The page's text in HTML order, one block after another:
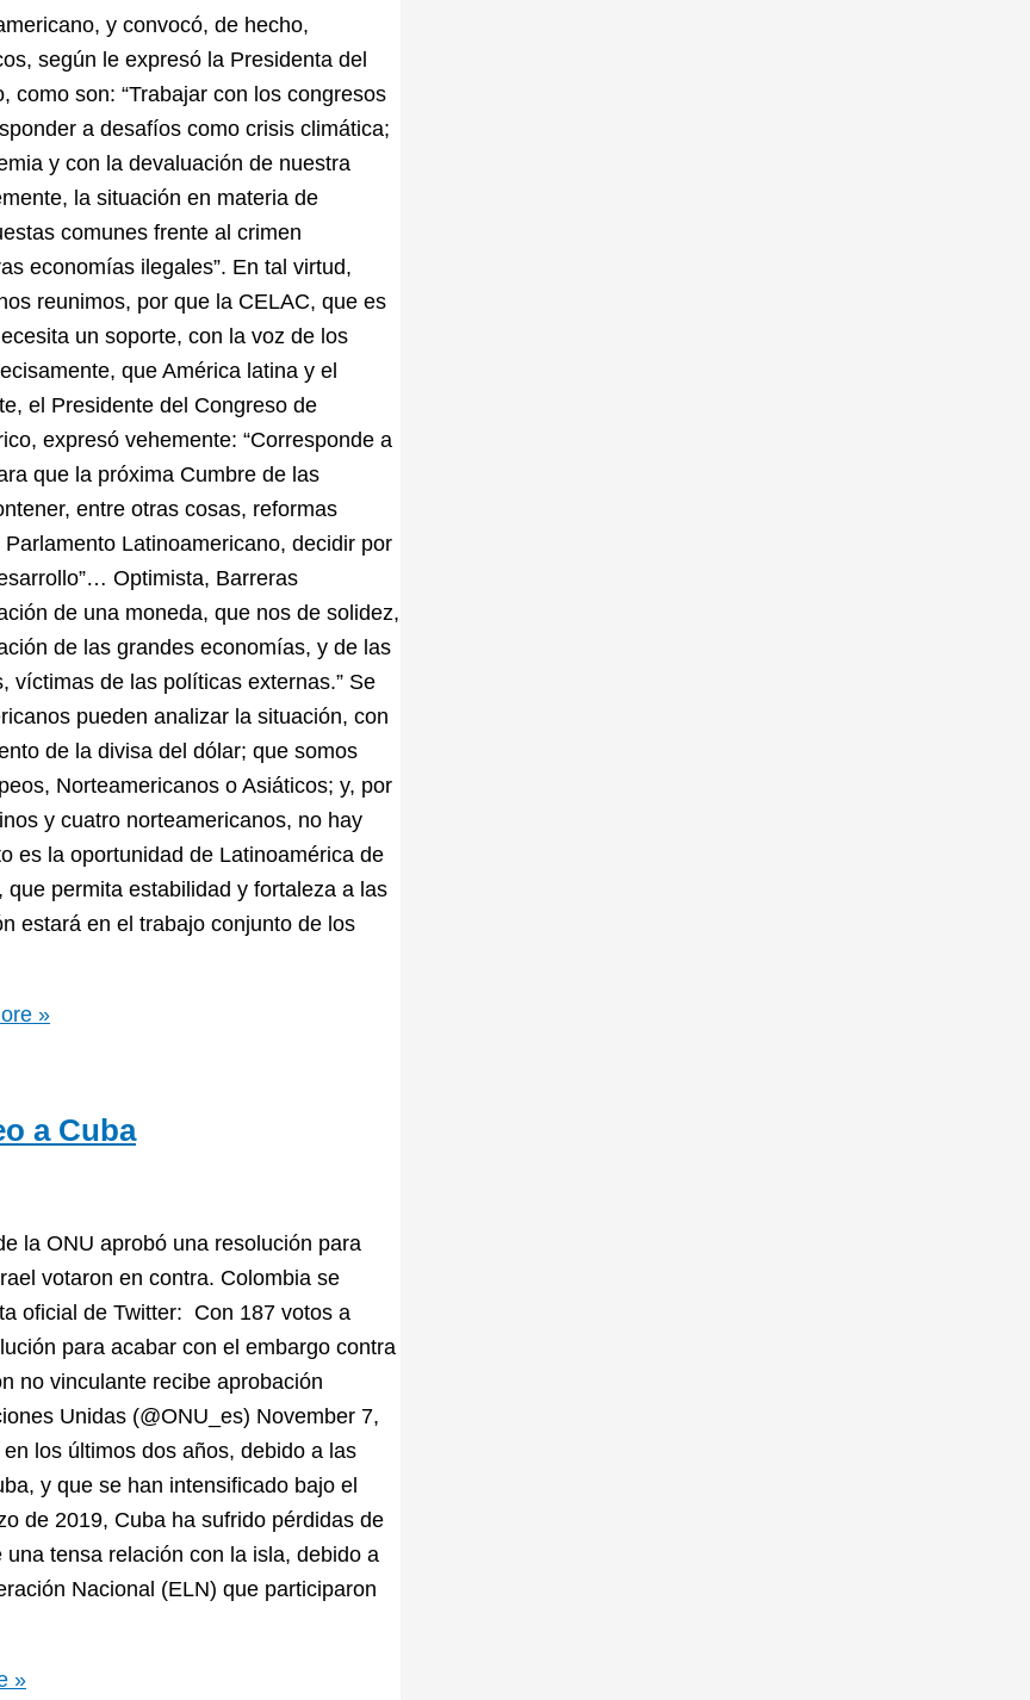
y convocó, de hecho,
según le expresó la Presidenta del
como son: “Trabajar con los congresos
a desafíos como crisis climática;
y con la devaluación de nuestra
la situación en materia de
comunes frente al crimen
economías ilegales”. En tal virtud,
reunimos, por que la CELAC, que es
un soporte, con la voz de los
que América latina y el
el Presidente del Congreso de
expresó vehemente: “Corresponde a
que la próxima Cumbre de las
entre otras cosas, reformas
Latinoamericano, decidir por
Optimista, Barreras
de una moneda, que nos de solidez,
de las grandes economías, y de las
víctimas de las políticas externas.” Se
pueden analizar la situación, con
de la divisa del dólar; que somos
Norteamericanos o Asiáticos; y, por
y cuatro norteamericanos, no hay
es la oportunidad de Latinoamérica de
permita estabilidad y fortaleza a las
estará en el trabajo conjunto de los
»
a Cuba
la ONU aprobó una resolución para
votaron en contra. Colombia se
oficial de Twitter: Con 187 votos a
para acabar con el embargo contra
no vinculante recibe aprobación
Unidas (@ONU_es) November 7,
los últimos dos años, debido a las
y que se han intensificado bajo el
de 2019, Cuba ha sufrido pérdidas de
tensa relación con la isla, debido a
Nacional (ELN) que participaron
»